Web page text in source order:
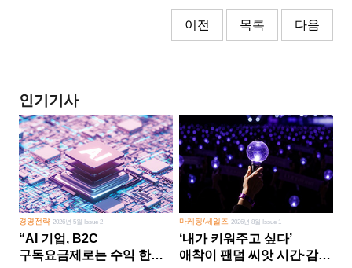
이전 목록 다음
인기기사
경영전략2026년 5월 Issue 2
“AI 기업, B2C
구독요금제로는 수익 한계
마케팅/세일즈 2026년 8월 Issue 1
‘내가 키워주고 싶다’
애착이 팬덤 씨앗 시간·감정